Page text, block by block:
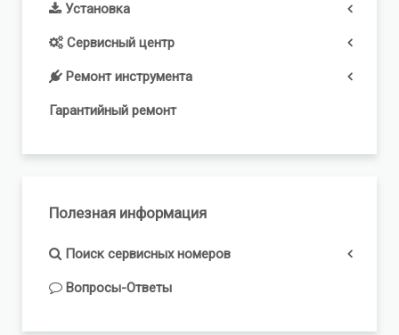
Установка
Сервисный центр
Ремонт инструмента
Гарантийный ремонт
Полезная информация
Поиск сервисных номеров
Вопросы-Ответы